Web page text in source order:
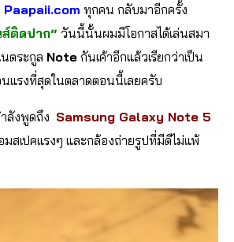
Paapaii.com ทุกคน กลับมาอีกครั้ง
ส์ติดปาก“ วันนี้นั้นผมมีโอกาสได้เล่นสมา
ตระกูล Note กันเค้าอีกแล้วเรียกว่าเป็น
แรงที่สุดในตลาดตอนนี้เลยครับ
งพูดถึง Samsung Galaxy Note 5
สเปคแรงๆ และกล้องถ่ายรูปที่มีดีไม่แพ้